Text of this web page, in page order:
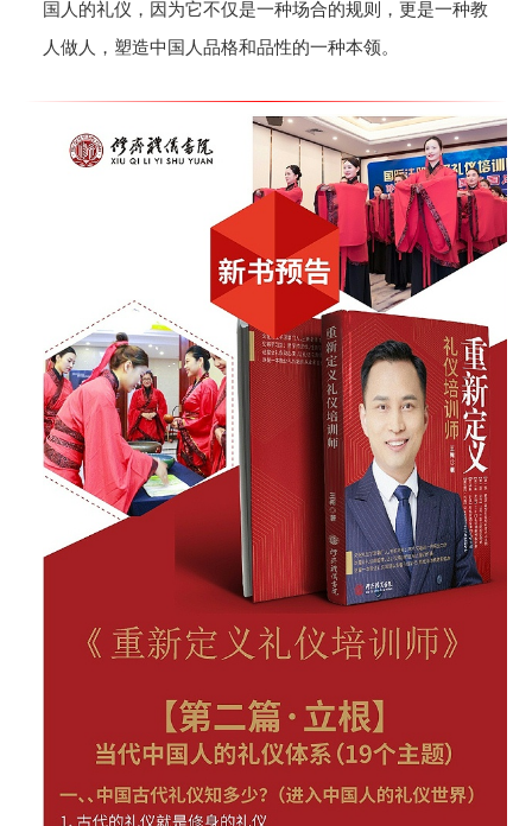
国人的礼仪，因为它不仅是一种场合的规则，更是一种教
人做人，塑造中国人品格和品性的一种本领。